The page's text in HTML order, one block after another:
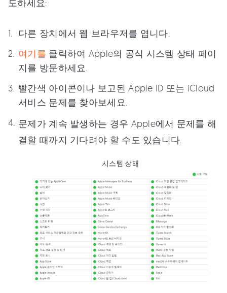
도하세요:
다른 장치에서 웹 브라우저를 엽니다.
여기를 클릭하여 Apple의 공식 시스템 상태 페이
지를 방문하세요.
빨간색 아이콘이나 보고된 Apple ID 또는 iCloud
서비스 문제를 찾아보세요.
문제가 계속 발생하는 경우 Apple에서 문제를 해
결할 때까지 기다려야 할 수도 있습니다.